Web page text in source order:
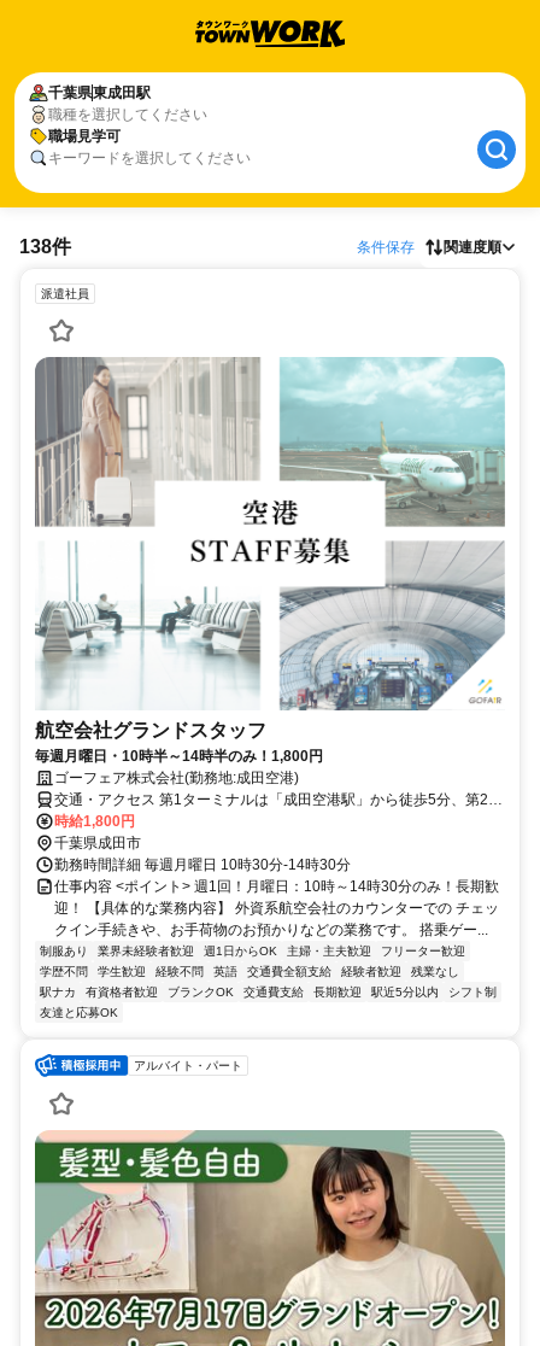
千葉県東成田駅
職種を選択してください
職場見学可
キーワードを選択してください
138件 条件保存 関連度順
派遣社員
航空会社グランドスタッフ
毎週月曜日・10時半～14時半のみ！1,800円
ゴーフェア株式会社(勤務地:成田空港)
交通・アクセス 第1ターミナルは「成田空港駅」から徒歩5分、第2・
第3ターミナルは「空港第2ビル駅」からそれぞれ徒歩5分、10分
時給1,800円
千葉県成田市
勤務時間詳細 毎週月曜日 10時30分‐14時30分
仕事内容 <ポイント> 週1回！月曜日：10時～14時30分のみ！長期歓
迎！ 【具体的な業務内容】 外資系航空会社のカウンターでの チェッ
クイン手続きや、お手荷物のお預かりなどの業務です。 搭乗ゲー...
制服あり 業界未経験者歓迎 週1日からOK 主婦・主夫歓迎
フリーター歓迎
学歴不問
学生歓迎 経験不問 英語 交通費全額支給 経験者歓迎
残業なし
駅ナカ
有資格者歓迎 ブランクOK 交通費支給 長期歓迎 駅近5分以内
シフト制
友達と応募OK
アルバイト・パート